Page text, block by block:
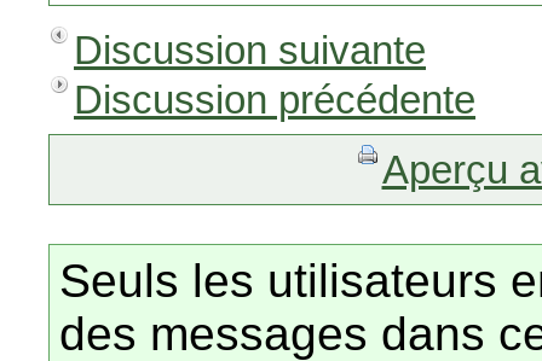
Discussion suivante
Discussion précédente
Aperçu
Seuls les utilisateurs
des messages dans